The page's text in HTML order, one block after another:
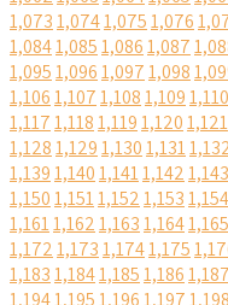
1,0731,0741,0751,076
1,0841,0851,0861,087
1,0951,0961,0971,098
1,1061,1071,1081,1091,110
1,1171,1181,1191,1201,121
1,1281,1291,1301,131
1,1391,1401,1411,1421,143
1,1501,1511,1521,1531,154
1,1611,1621,1631,1641,165
1,1721,1731,1741,175
1,1831,1841,1851,1861,187